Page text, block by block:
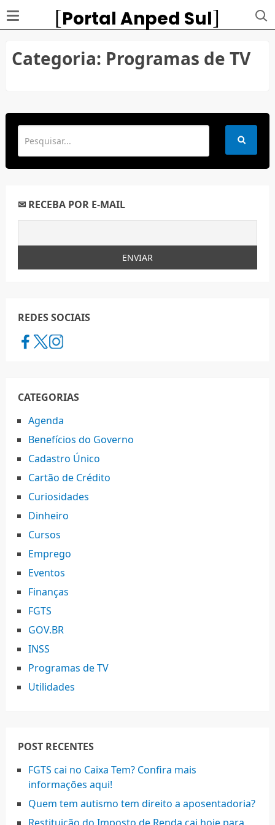
Portal Anped Sul
Categoria: Programas de TV
✉ RECEBA POR E-MAIL
REDES SOCIAIS
CATEGORIAS
Agenda
Benefícios do Governo
Cadastro Único
Cartão de Crédito
Curiosidades
Dinheiro
Cursos
Emprego
Eventos
Finanças
FGTS
GOV.BR
INSS
Programas de TV
Utilidades
POST RECENTES
FGTS cai no Caixa Tem? Confira mais
informações aqui!
Quem tem autismo tem direito a aposentadoria?